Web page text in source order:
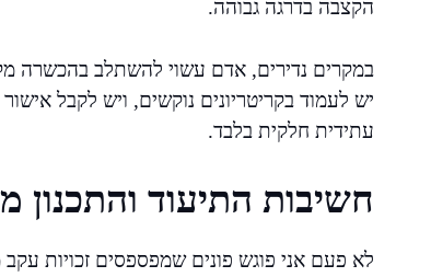
הקצבה בדרגה גבוהה.
במקרים נדירים, אדם עשוי להשתלב בהכשרה
יש לעמוד בקריטריונים נוקשים, ויש לקבל
עתידית חלקית בלבד.
חשיבות התיעוד והתכנון
לא פעם אני פוגש פונים שמפספסים זכויות